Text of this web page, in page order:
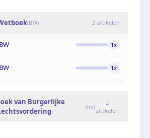
(BW) 2 artikelen
1x
1x
van Burgerlijke
(Rv)
2
artikelen